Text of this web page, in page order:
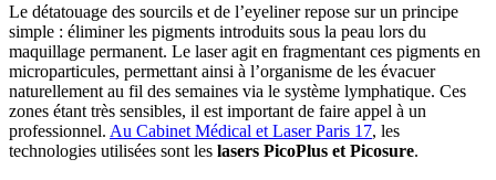
Le détatouage des sourcils et de l’eyeliner repose sur un principe
simple : éliminer les pigments introduits sous la peau lors du
maquillage permanent. Le laser agit en fragmentant ces pigments en
microparticules, permettant ainsi à l’organisme de les évacuer
naturellement au fil des semaines via le système lymphatique. Ces
zones étant très sensibles, il est important de faire appel à un
professionnel. Au Cabinet Médical et Laser Paris 17, les
technologies utilisées sont les lasers PicoPlus et Picosure.